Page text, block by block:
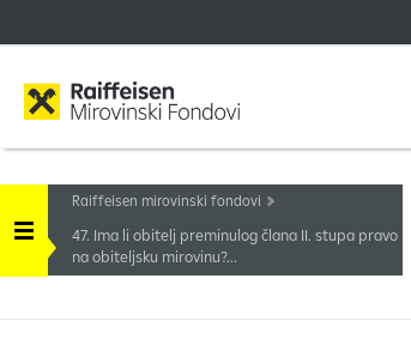
Raiffeisen mirovinski fondovi
47. Ima li obitelj preminulog člana II. stupa pravo
na obiteljsku mirovinu?...